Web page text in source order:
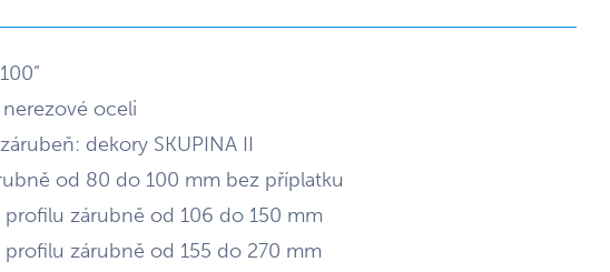
oceli
dekory SKUPINA II
od 80 do 100 mm bez příplatku
profilu zárubně od 106 do 150 mm
profilu zárubně od 155 do 270 mm